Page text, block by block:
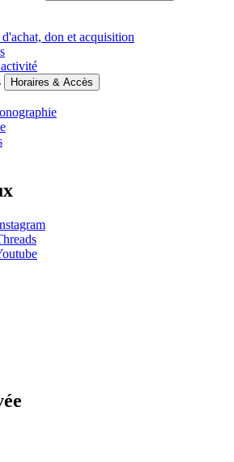
don et acquisition
Horaires & Accès